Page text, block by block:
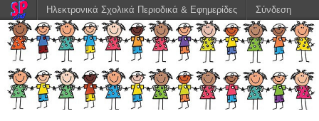
Ηλεκτρονικά Σχολικά Περιοδικά & Εφημερίδες Σύνδεση